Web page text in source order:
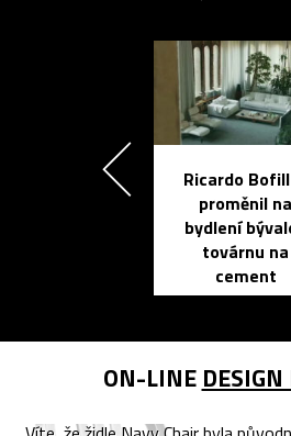
Ricardo
proměnil na
bydlení
továrnu na
cement
ON-LINE